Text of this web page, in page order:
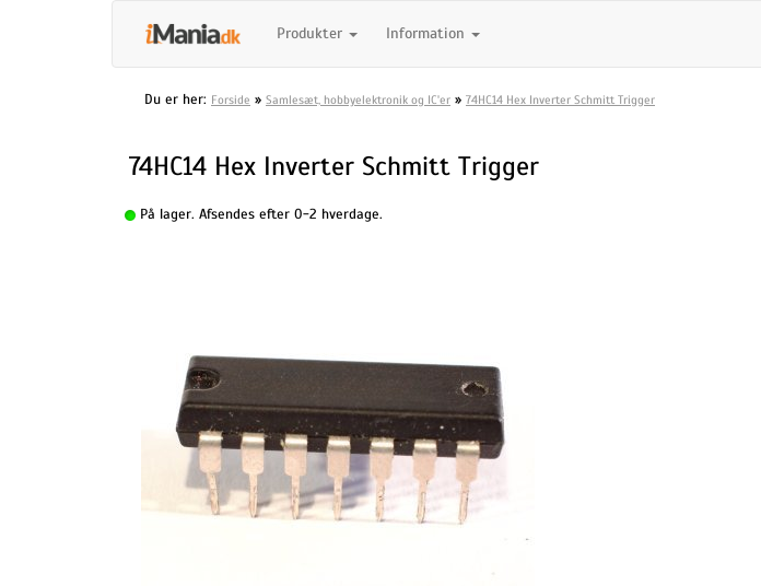
Produkter Information
Du er her: Forside » Samlesæt, hobbyelektronik og IC'er » 74HC14 Hex Inverter Schmitt Trigger
74HC14 Hex Inverter Schmitt Trigger
På lager. Afsendes efter 0-2 hverdage.